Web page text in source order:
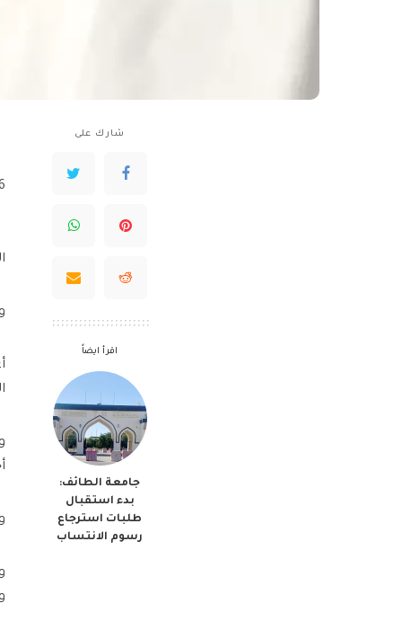
شارك على
اقرأ ايضاً
جامعة الطائف:
بدء استقبال
طلبات استرجاع
رسوم الانتساب